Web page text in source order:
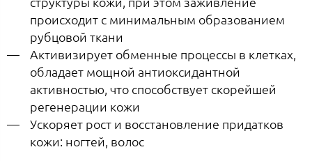
происходит с минимальным образованием
рубцовой ткани
Активизирует обменные процессы в клетках,
обладает мощной антиоксидантной
активностью, что способствует скорейшей
регенерации кожи
Ускоряет рост и восстановление придатков
кожи: ногтей, волос